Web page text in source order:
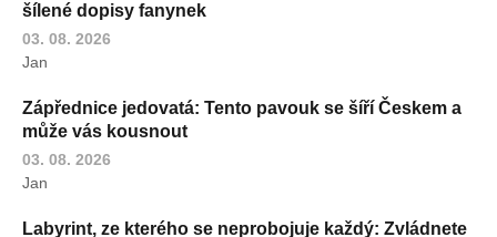
šílené dopisy fanynek
03. 08. 2026
Jan
Zápřednice jedovatá: Tento pavouk se šíří Českem a
může vás kousnout
03. 08. 2026
Jan
Labyrint, ze kterého se neprobojuje každý: Zvládnete